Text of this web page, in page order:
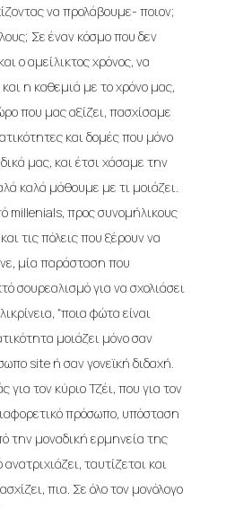
να προλάβουμε- ποιον;
Σε έναν κόσμο που δεν
ο αμείλικτος χρόνος, να
η καθεμιά με το χρόνο μας,
που μας αξίζει, πασχίσαμε
και δομές που μόνο
μας, και έτσι χάσαμε την
καλά μάθουμε με τι μοιάζει.
millenials, προς συνομήλικους
τις πόλεις που ξέρουν να
μία παράσταση που
σουρεαλισμό για να σχολιάσει
“ποια φώτα είναι
μοιάζει μόνο σαν
site ή σαν γονεϊκή διδαχή.
τον κύριο Τζέι, που για τον
πρόσωπο, υπόσταση
την μοναδική ερμηνεία της
ανατριχιάζει, ταυτίζεται και
πια. Σε όλο τον μονόλογο